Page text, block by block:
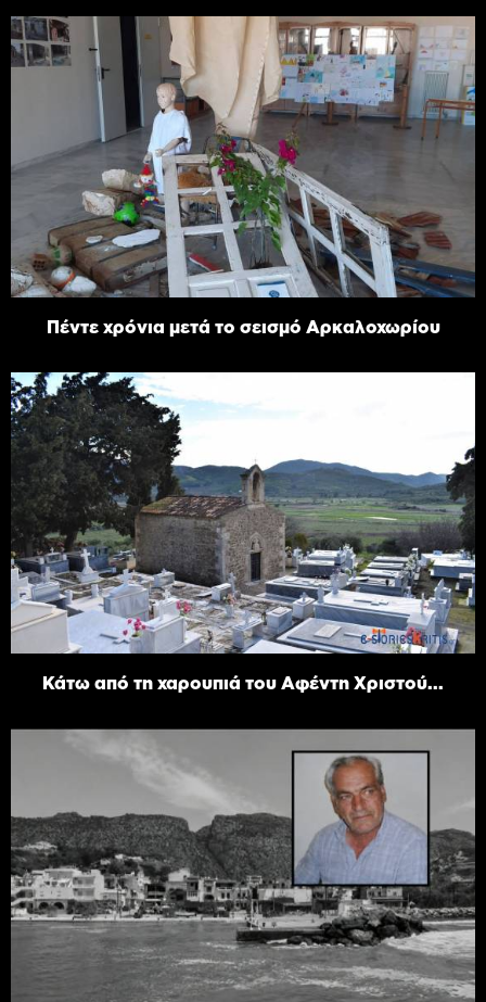
Πέντε χρόνια μετά το σεισμό Αρκαλοχωρίου
Κάτω από τη χαρουπιά του Αφέντη Χριστού...